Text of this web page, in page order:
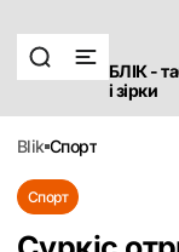
БЛІК -
і зірки
blik спорт
Спорт